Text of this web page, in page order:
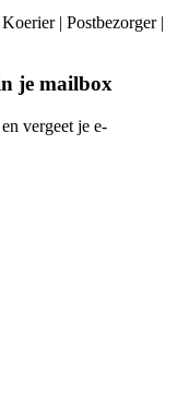
| Postbezorger |
je mailbox
vergeet je e-